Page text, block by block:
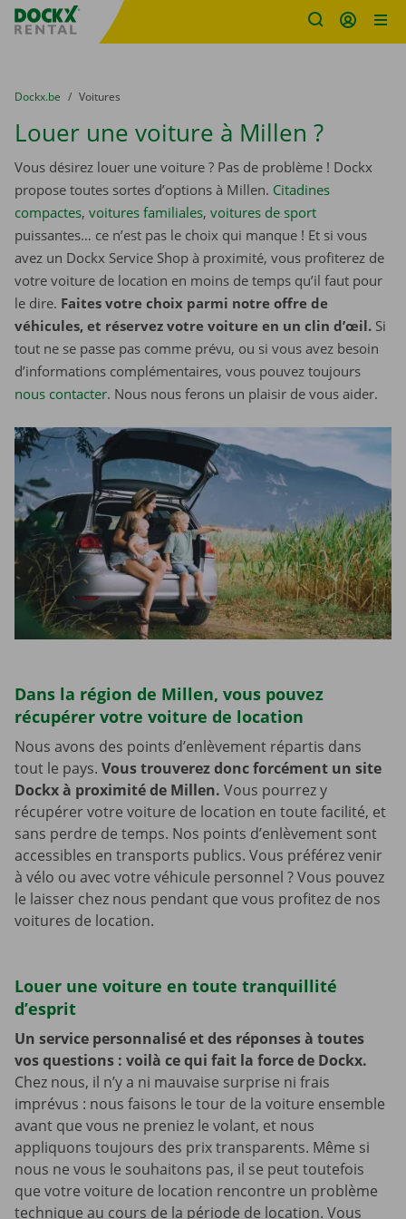
sitename
You are here:
du
Dockx.be to
Voitures
Louer une voiture à Millen ?
Vous désirez louer une voiture ? Pas de problème ! Dockx
propose toutes sortes d’options à Millen. Citadines
compactes, voitures familiales, voitures de sport
puissantes… ce n’est pas le choix qui manque ! Et si vous
avez un Dockx Service Shop à proximité, vous profiterez de
votre voiture de location en moins de temps qu’il faut pour
le dire. Faites votre choix parmi notre offre de
véhicules, et réservez votre voiture en un clin d’œil. Si
tout ne se passe pas comme prévu, ou si vous avez besoin
d’informations complémentaires, vous pouvez toujours
nous contacter. Nous nous ferons un plaisir de vous aider.
Dans la région de Millen, vous pouvez
récupérer votre voiture de location
Nous avons des points d’enlèvement répartis dans
tout le pays. Vous trouverez donc forcément un site
Dockx à proximité de Millen. Vous pourrez y
récupérer votre voiture de location en toute facilité, et
sans perdre de temps. Nos points d’enlèvement sont
accessibles en transports publics. Vous préférez venir
à vélo ou avec votre véhicule personnel ? Vous pouvez
le laisser chez nous pendant que vous profitez de nos
voitures de location.
Louer une voiture en toute tranquillité
d’esprit
Un service personnalisé et des réponses à toutes
vos questions : voilà ce qui fait la force de Dockx.
Chez nous, il n’y a ni mauvaise surprise ni frais
imprévus : nous faisons le tour de la voiture ensemble
avant que vous ne preniez le volant, et nous
appliquons toujours des prix transparents. Même si
nous ne vous le souhaitons pas, il se peut toutefois
que votre voiture de location rencontre un problème
technique au cours de la période de location. Vous